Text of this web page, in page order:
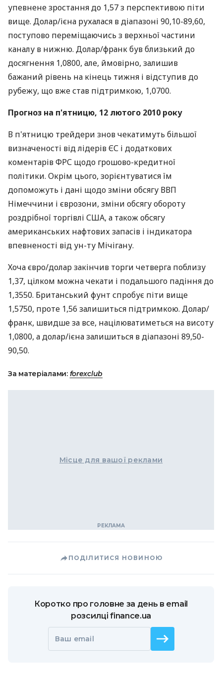
упевнене зростання до 1,57 з перспективою піти
вище. Долар/ієна рухалася в діапазоні 90,10-89,60,
поступово переміщаючись з верхньої частини
каналу в нижню. Долар/франк був близький до
досягнення 1,0800, але, ймовірно, залишив
бажаний рівень на кінець тижня і відступив до
рубежу, що вже став підтримкою, 1,0700.
Прогноз на п'ятницю, 12 лютого 2010 року
В п'ятницю трейдери знов чекатимуть більшої
визначеності від лідерів ЄС і додаткових
коментарів ФРС щодо грошово-кредитної
політики. Окрім цього, зорієнтуватися їм
допоможуть і дані щодо зміни обсягу ВВП
Німеччини і єврозони, зміни обсягу обороту
роздрібної торгівлі США, а також обсягу
американських нафтових запасів і індикатора
впевненості від ун-ту Мічігану.
Хоча євро/долар закінчив торги четверга поблизу
1,37, цілком можна чекати і подальшого падіння до
1,3550. Британський фунт спробує піти вище
1,5750, проте 1,56 залишиться підтримкою. Долар/
франк, швидше за все, націлюватиметься на висоту
1,0800, а долар/ієна залишиться в діапазоні 89,50-
90,50.
За матеріалами: forexclub
Місце для вашої реклами
ПОДІЛИТИСЯ НОВИНОЮ
Коротко про головне за день в email
розсилці finance.ua
Ваш email